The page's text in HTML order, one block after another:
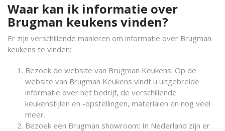
Waar kan ik informatie over
Brugman keukens vinden?
Er zijn verschillende manieren om informatie over Brugman
keukens te vinden:
Bezoek de website van Brugman Keukens: Op de
website van Brugman Keukens vindt u uitgebreide
informatie over het bedrijf, de verschillende
keukenstijlen en -opstellingen, materialen en nog veel
meer.
Bezoek een Brugman showroom: In Nederland zijn er